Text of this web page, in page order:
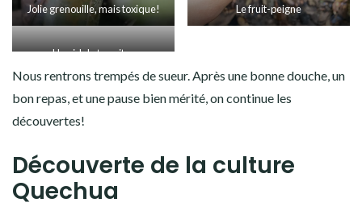
Jolie grenouille, mais toxique! Le fruit-peigne
Un nid de termites
Nous rentrons trempés de sueur. Après une bonne douche, un
bon repas, et une pause bien mérité, on continue les
découvertes!
Découverte de la culture
Quechua